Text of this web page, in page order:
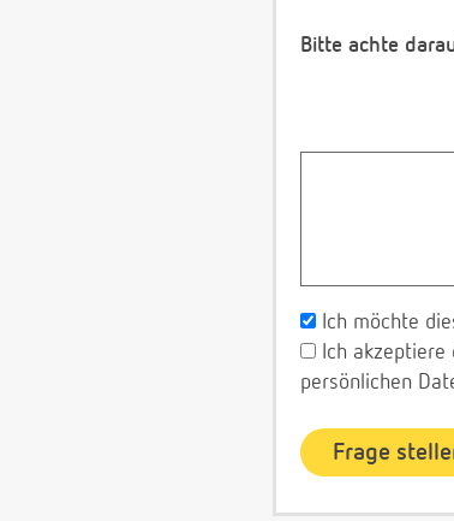
Bitte achte
Ich möchte
Ich
persönlichen